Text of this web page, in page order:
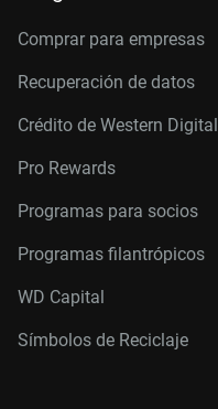
Comprar para empresas
Recuperación de datos
Crédito de Western Digital
Pro Rewards
Programas para socios
Programas filantrópicos
WD Capital
Símbolos de Reciclaje